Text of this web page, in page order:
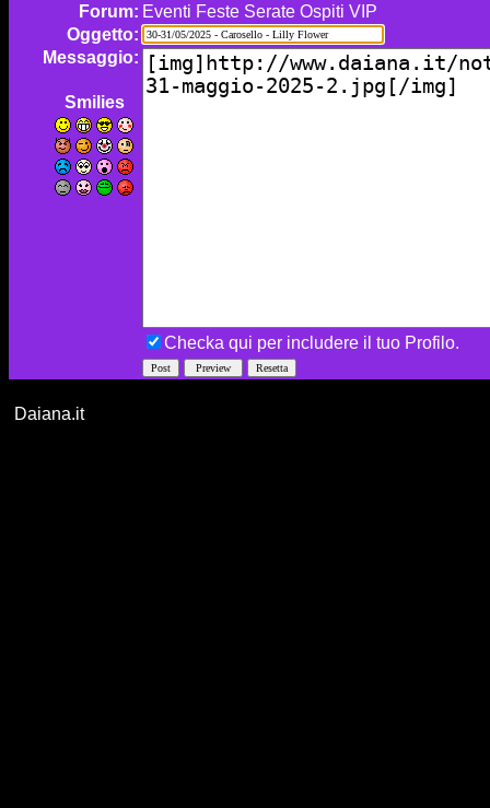
Forum: Eventi Feste Serate Ospiti VIP
Oggetto:
Messaggio:
Smilies
Checka qui per includere il tuo Profilo.
Daiana.it